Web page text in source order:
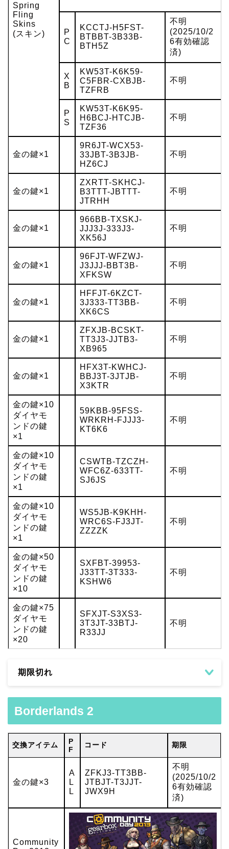
Spring
Fling
Skins
(スキン)
P
C
KCCTJ-H5FST-
BTBBT-3B33B-
BTH5Z
不明
(2025/10/2
6有効確認
済)
X
B
KW53T-K6K59-
C5FBR-CXBJB-
TZFRB
不明
P
S
KW53T-K6K95-
H6BCJ-HTCJB-
TZF36
不明
金の鍵×1
9R6JT-WCX53-
33JBT-3B3JB-
HZ6CJ
不明
金の鍵×1
ZXRTT-SKHCJ-
B3TTT-JBTTT-
JTRHH
不明
金の鍵×1
966BB-TXSKJ-
JJJ3J-333J3-
XK56J
不明
金の鍵×1
96FJT-WFZWJ-
J3JJJ-BBT3B-
XFKSW
不明
金の鍵×1
HFFJT-6KZCT-
3J333-TT3BB-
XK6CS
不明
金の鍵×1
ZFXJB-BCSKT-
TT3J3-JJTB3-
XB965
不明
金の鍵×1
HFX3T-KWHCJ-
BBJ3T-3JTJB-
X3KTR
不明
金の鍵×10
ダイヤモ
ンドの鍵
×1
59KBB-95FSS-
WRKRH-FJJJ3-
KT6K6
不明
金の鍵×10
ダイヤモ
ンドの鍵
×1
CSWTB-TZCZH-
WFC6Z-633TT-
SJ6JS
不明
金の鍵×10
ダイヤモ
ンドの鍵
×1
WS5JB-K9KHH-
WRC6S-FJ3JT-
ZZZZK
不明
金の鍵×50
ダイヤモ
ンドの鍵
×10
SXFBT-39953-
J33TT-3T333-
KSHW6
不明
金の鍵×75
ダイヤモ
ンドの鍵
×20
SFXJT-S3XS3-
3T3JT-33BTJ-
R33JJ
不明
期限切れ
Borderlands 2
交換アイテム
P
F
コード 期限
金の鍵×3
A
L
L
ZFKJ3-TT3BB-
JTBJT-T3JJT-
JWX9H
不明
(2025/10/2
6有効確認
済)
Community